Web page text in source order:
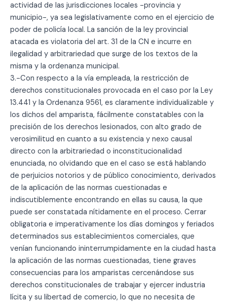
actividad de las jurisdicciones locales -provincia y
municipio-, ya sea legislativamente como en el ejercicio de
poder de policía local. La sanción de la ley provincial
atacada es violatoria del art. 31 de la CN e incurre en
ilegalidad y arbitrariedad que surge de los textos de la
misma y la ordenanza municipal.
3.-Con respecto a la vía empleada, la restricción de
derechos constitucionales provocada en el caso por la Ley
13.441 y la Ordenanza 9561, es claramente individualizable y
los dichos del amparista, fácilmente constatables con la
precisión de los derechos lesionados, con alto grado de
verosimilitud en cuanto a su existencia y nexo causal
directo con la arbitrariedad o inconstitucionalidad
enunciada, no olvidando que en el caso se está hablando
de perjuicios notorios y de público conocimiento, derivados
de la aplicación de las normas cuestionadas e
indiscutiblemente encontrando en ellas su causa, la que
puede ser constatada nítidamente en el proceso. Cerrar
obligatoria e imperativamente los días domingos y feriados
determinados sus establecimientos comerciales, que
venían funcionando ininterrumpidamente en la ciudad hasta
la aplicación de las normas cuestionadas, tiene graves
consecuencias para los amparistas cercenándose sus
derechos constitucionales de trabajar y ejercer industria
lícita y su libertad de comercio, lo que no necesita de